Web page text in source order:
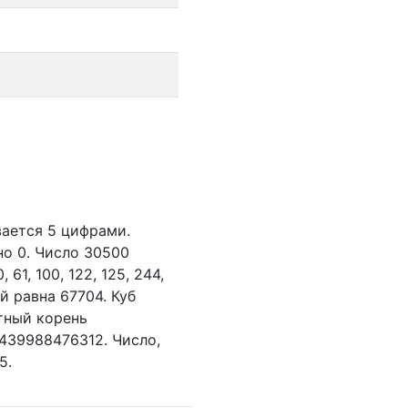
5 цифрами.
0. Число 30500
61, 100, 122, 125, 244,
равна 67704. Куб
корень
Число,